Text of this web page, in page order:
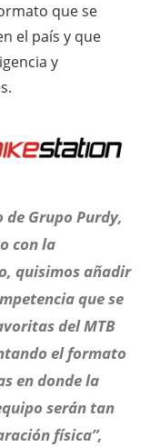
que se
el país y que
y
de Grupo Purdy,
con la
quisimos añadir
que se
del MTB
el formato
en donde la
serán tan
física”,